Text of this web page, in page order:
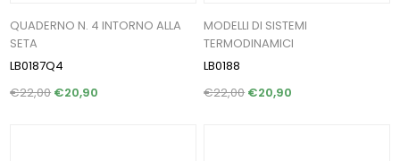
QUADERNO N. 4 INTORNO ALLA
SETA
LB0187Q4
€22,00 €20,90
MODELLI DI SISTEMI
TERMODINAMICI
LB0188
€22,00€20,90